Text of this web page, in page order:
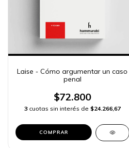
Laise - Cómo argumentar un caso
penal
$72.800
3 cuotas sin interés de $24.266,67
COMPRAR